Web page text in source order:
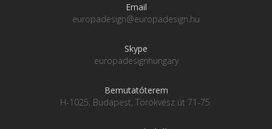
Email
europadesign@europadesign.hu
Skype
europadesignhungary
Bemutatóterem
H-1025, Budapest, Törökvész út 71-75.